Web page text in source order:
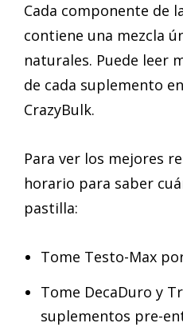
Cada componente de
contiene una mezcla
naturales. Puede leer
de cada suplemento
CrazyBulk.
Para ver los mejores
horario para saber
pastilla:
Tome Testo-Max
Tome DecaDuro y
suplementos pre-